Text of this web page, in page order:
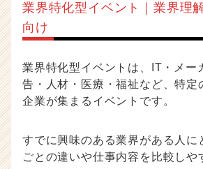
業界特化型イベント｜業界理
向け
業界特化型イベントは、IT・メー
告・人材・医療・福祉など、特定
企業が集まるイベントです。
すでに興味のある業界がある人に
ごとの違いや仕事内容を比較しや